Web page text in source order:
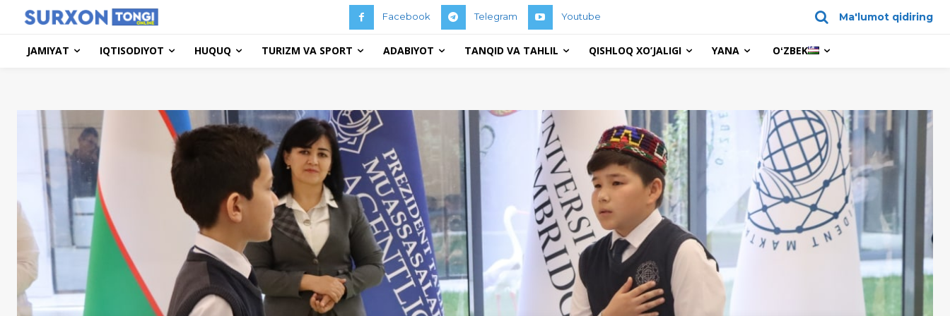
Facebook Telegram Youtube Ma'lumot qidiring
JAMIYAT IQTISODIYOT HUQUQ TURIZM VA SPORT ADABIYOT TANQID VA TAHLIL QISHLOQ XO’JALIGI YANA OʻZBEK